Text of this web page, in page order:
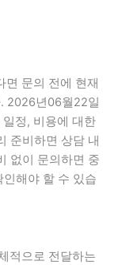
면 문의 전에 현재
2026년06월22일
정, 비용에 대한
준비하면 상담 내
없이 문의하면 중
해야 할 수 있습
적으로 전달하는